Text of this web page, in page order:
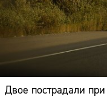
Двое пострадали